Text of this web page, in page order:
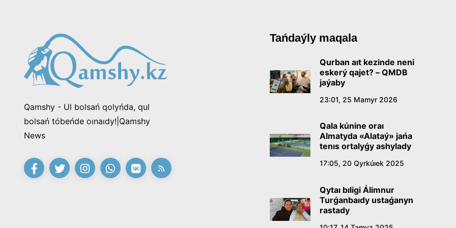
Qamshy - Ul bolsań qolyńda, qul
bolsań tóbeńde oınaıdy!|Qamshy
News
Tańdaýly maqala
Qurban aıt kezinde neni
eskerý qajet? – QMDB
jaýaby
23:01, 25 Mamyr 2026
Qala kúnine oraı
Almatyda «Alataý» jańa
tenıs ortalyǵy ashylady
17:05, 20 Qyrkúıek 2025
Qytaı bıligi Álimnur
Turǵanbaıdy ustaǵanyn
rastady